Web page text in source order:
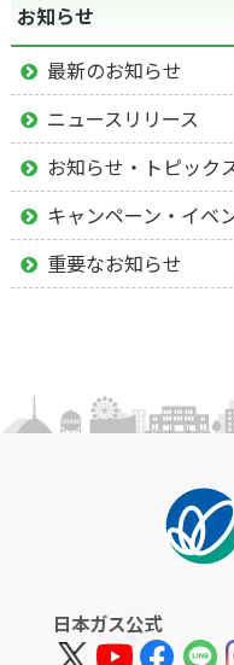
お知らせ
最新のお知らせ
ニュースリリース
お知らせ・トピック
キャンペーン・イベ
重要なお知らせ
日本ガス公式